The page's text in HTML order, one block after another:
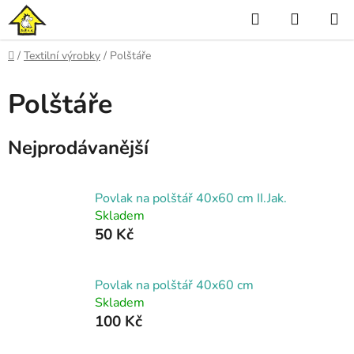
Přejít
na
obsah
Hledat
KOŠÍK
Domů
/ Textilní výrobky / Polštáře
Polštáře
Nejprodávanější
Povlak na polštář 40x60 cm II.Jak.
Skladem
50 Kč
Povlak na polštář 40x60 cm
Skladem
100 Kč